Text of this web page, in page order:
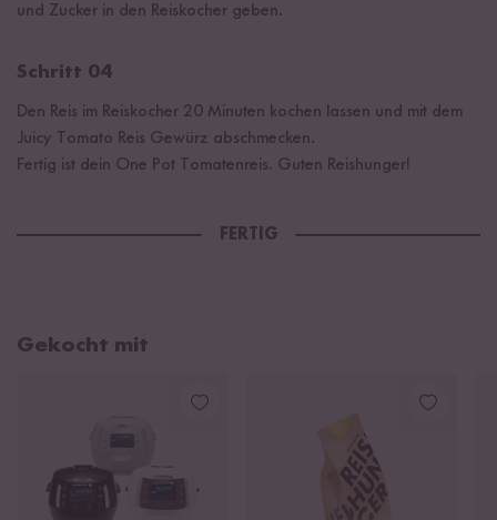
und Zucker in den Reiskocher geben.
Schritt 04
Den Reis im Reiskocher 20 Minuten kochen lassen und mit dem
Juicy Tomato Reis Gewürz abschmecken.
Fertig ist dein One Pot Tomatenreis. Guten Reishunger!
FERTIG
Gekocht mit